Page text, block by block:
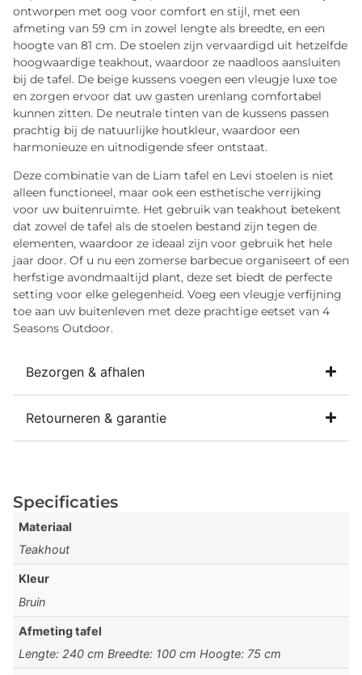
ontworpen met oog voor comfort en stijl, met een
afmeting van 59 cm in zowel lengte als breedte, en een
hoogte van 81 cm. De stoelen zijn vervaardigd uit hetzelfde
hoogwaardige teakhout, waardoor ze naadloos aansluiten
bij de tafel. De beige kussens voegen een vleugje luxe toe
en zorgen ervoor dat uw gasten urenlang comfortabel
kunnen zitten. De neutrale tinten van de kussens passen
prachtig bij de natuurlijke houtkleur, waardoor een
harmonieuze en uitnodigende sfeer ontstaat.
Deze combinatie van de Liam tafel en Levi stoelen is niet
alleen functioneel, maar ook een esthetische verrijking
voor uw buitenruimte. Het gebruik van teakhout betekent
dat zowel de tafel als de stoelen bestand zijn tegen de
elementen, waardoor ze ideaal zijn voor gebruik het hele
jaar door. Of u nu een zomerse barbecue organiseert of een
herfstige avondmaaltijd plant, deze set biedt de perfecte
setting voor elke gelegenheid. Voeg een vleugje verfijning
toe aan uw buitenleven met deze prachtige eetset van 4
Seasons Outdoor.
Bezorgen & afhalen
Retourneren & garantie
Specificaties
Materiaal
Teakhout
Kleur
Bruin
Afmeting tafel
Lengte: 240 cm Breedte: 100 cm Hoogte: 75 cm